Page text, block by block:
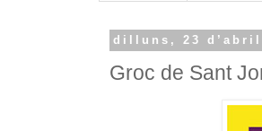
dilluns, 23 d’abril
Groc de Sant